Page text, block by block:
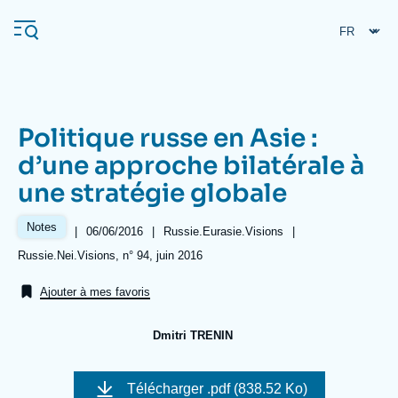
au
contenu
Navigation
principale
L'Ifri
Analyses
Politique russe en Asie :
d’une approche bilatérale à
une stratégie globale
Notes |
Date
de
06/06/2016 |
Référence
taxonomie
Russie.Eurasie.Visions
|
Références
Russie.Nei.Visions, n° 94, juin 2016
Ajouter à mes favoris
Dmitri TRENIN
Image
Télécharger .pdf (838.52 Ko)